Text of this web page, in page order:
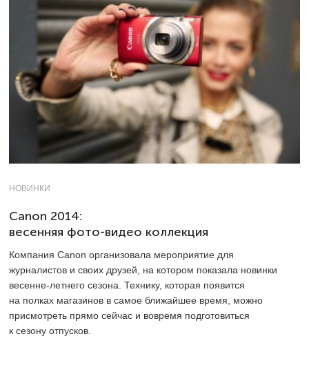
НОВИНКИ
Canon 2014:
весенняя фото-видео коллекция
Компания Canon организовала мероприятие для
журналистов и своих друзей, на котором показала новинки
весенне-летнего сезона. Технику, которая появится
на полках магазинов в самое ближайшее время, можно
присмотреть прямо сейчас и вовремя подготовиться
к сезону отпусков.